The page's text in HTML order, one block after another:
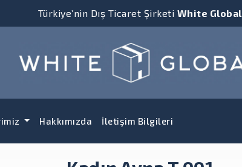
Türkiye’nin Dış Ticaret Şirketi White Global
Hakkımızda İletişim Bilgileri